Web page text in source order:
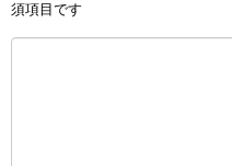
須項目です